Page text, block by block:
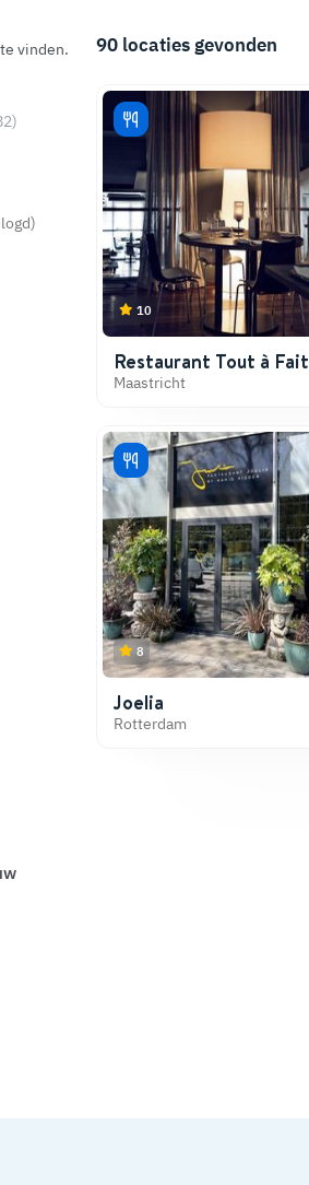
vinden. 90 locaties gevonden
10
Restaurant Tout à Fait
Maastricht
8
Joelia
Rotterdam